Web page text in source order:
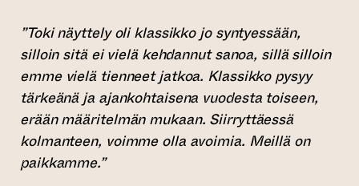
”Toki näyttely oli klassikko jo syntyessään,
silloin sitä ei vielä kehdannut sanoa, sillä silloin
emme vielä tienneet jatkoa. Klassikko pysyy
tärkeänä ja ajankohtaisena vuodesta toiseen,
erään määritelmän mukaan. Siirryttäessä
kolmanteen, voimme olla avoimia. Meillä on
paikkamme.”